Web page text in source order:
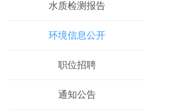
水质检测报告
环境信息公开
职位招聘
通知公告